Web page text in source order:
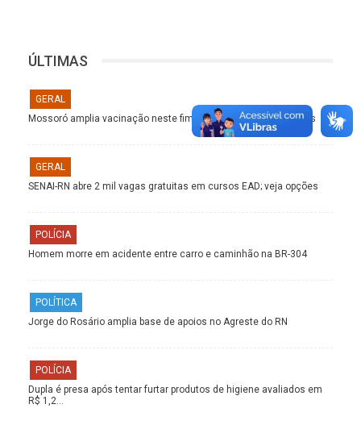
ÚLTIMAS
GERAL
Mossoró amplia vacinação neste fim de semana; veja os pontos
GERAL
SENAI-RN abre 2 mil vagas gratuitas em cursos EAD; veja opções
POLÍCIA
Homem morre em acidente entre carro e caminhão na BR-304
POLÍTICA
Jorge do Rosário amplia base de apoios no Agreste do RN
POLÍCIA
Dupla é presa após tentar furtar produtos de higiene avaliados em
R$ 1,2…